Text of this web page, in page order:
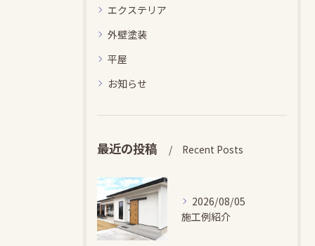
エクステリア
外壁塗装
平屋
お知らせ
最近の投稿 Recent Posts
2026/08/05
施工例紹介